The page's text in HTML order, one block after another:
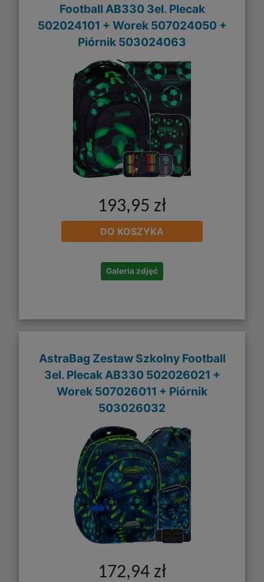
Football AB330 3el. Plecak
502024101 + Worek 507024050 +
Piórnik 503024063
193,95 zł
DO KOSZYKA
Galeria zdjęć
AstraBag Zestaw Szkolny Football
3el. Plecak AB330 502026021 +
Worek 507026011 + Piórnik
503026032
172,94 zł